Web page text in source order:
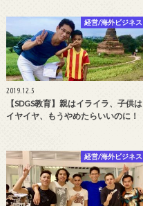
経営/海外ビジネス
2019.12.5
【SDGS教育】親はイライラ、子供は
イヤイヤ、もうやめたらいいのに！
経営/海外ビジネス